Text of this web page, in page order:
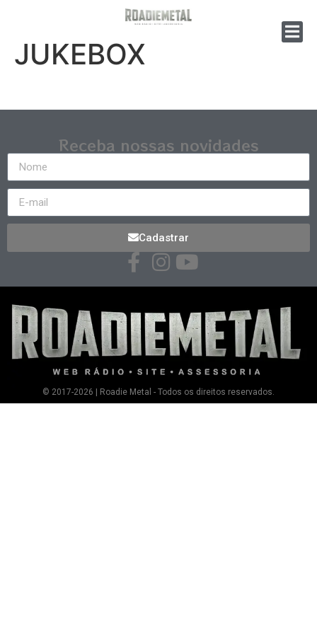
JUKEBOX
Receba nossas novidades
Cadastrar
© 2017-2026 | Roadie Metal - Todos os direitos reservados.